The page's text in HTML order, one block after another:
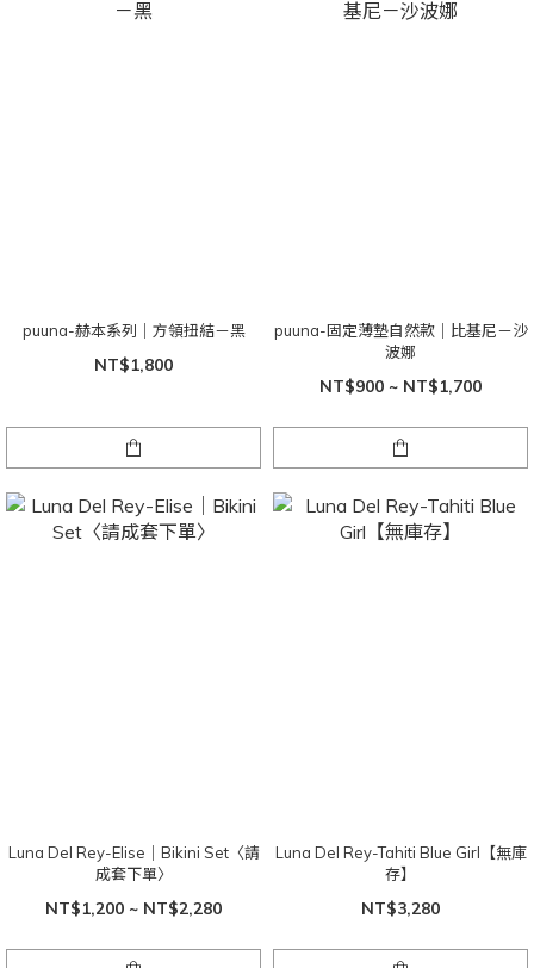
puuna-赫本系列｜方領扭結－黑
NT$1,800
puuna-固定薄墊自然款｜比基尼－沙
波娜
NT$900 ~ NT$1,700
Luna Del Rey-Elise｜Bikini Set〈請
成套下單〉
NT$1,200 ~ NT$2,280
Luna Del Rey-Tahiti Blue Girl【無庫
存】
NT$3,280